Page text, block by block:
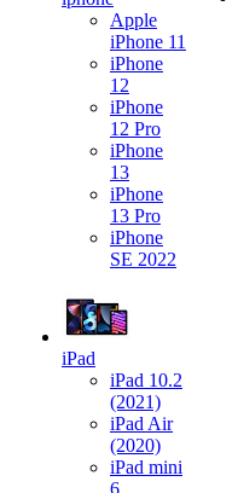
Apple
iPhone 11
iPhone
12
iPhone
12 Pro
iPhone
13
iPhone
13 Pro
iPhone
SE 2022
iPad
iPad 10.2
(2021)
iPad Air
(2020)
iPad mini
6